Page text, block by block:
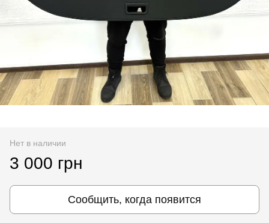
Нет в наличии
3 000 грн
Сообщить, когда появится